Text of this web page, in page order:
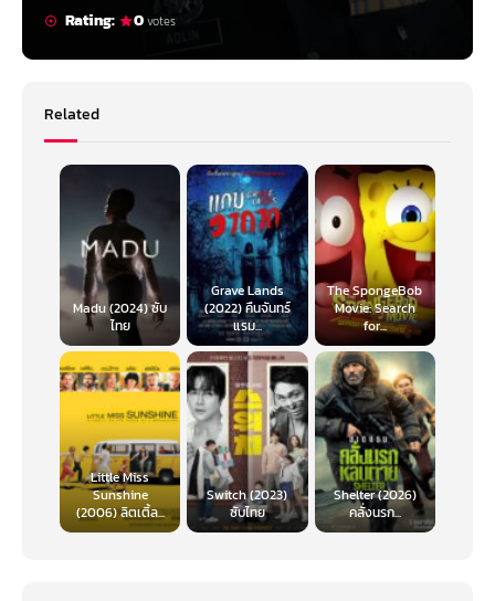
Rating:
0votes
Related
Madu (2024) ซับ
ไทย
Grave Lands
(2022) คืนจันทร์
แรม...
The SpongeBob
Movie: Search
for...
Little Miss
Sunshine
(2006) ลิตเติ้ล...
Switch (2023)
ซับไทย
Shelter (2026)
คลั่งนรก...